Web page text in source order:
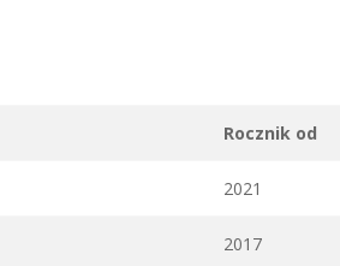
Rocznik od
2021
2017